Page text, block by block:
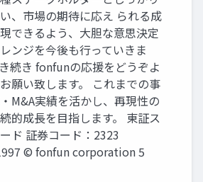
、市場の期待に応え られる成
できるよう、大胆な意思決定
ンジを今後も行っていきま
続き fonfunの応援をどうぞよ
願い致します。 これまでの事
M&A実績を活かし、再現性の
的成長を目指します。 東証ス
ド 証券コード：2323
© fonfun corporation 5